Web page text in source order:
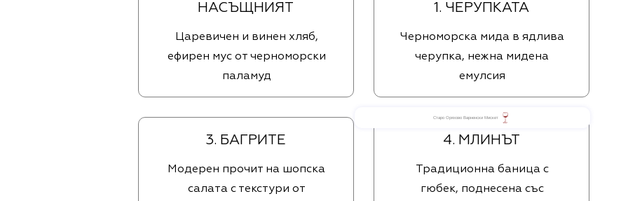
НАСЪЩНИЯТ
Царевичен и винен хляб,
ефирен мус от черноморски
паламуд
3. БАГРИТЕ
Модерен прочит на шопска
салата с текстури от
1. ЧЕРУПКАТА
Черноморска мида в ядлива
черупка, нежна мидена
емулсия
4. МЛИНЪТ
Традиционна баница с
гюбек, поднесена със
Старо Оряхово Варненски Мискет